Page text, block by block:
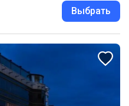
Выбрать